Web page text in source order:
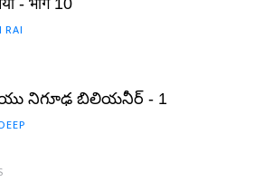
- भाग 10
RAI
నిగూఢ బిలియనీర్ - 1